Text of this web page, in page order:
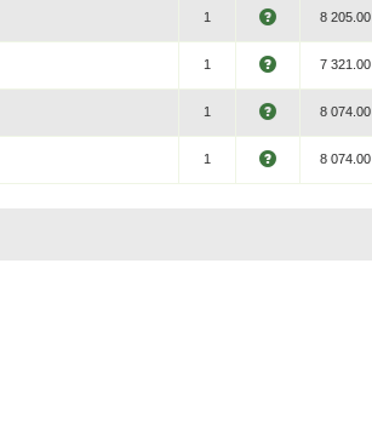
1 8 205.00
1 7 321.00
1 8 074.00
1 8 074.00